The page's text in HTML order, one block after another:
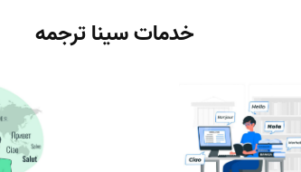
خدمات سینا ترجمه